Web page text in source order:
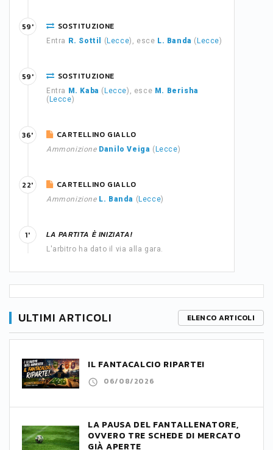
SOSTITUZIONE
Entra R. Sottil ( Lecce), esce L. Banda ( Lecce)
59'
SOSTITUZIONE
Entra M. Kaba ( Lecce), esce M. Berisha
( Lecce)
59'
CARTELLINO GIALLO
Ammonizione Danilo Veiga ( Lecce)
36'
CARTELLINO GIALLO
Ammonizione L. Banda ( Lecce)
22'
LA PARTITA È INIZIATA!
L'arbitro ha dato il via alla gara.
1'
ULTIMI ARTICOLI ELENCO ARTICOLI
IL FANTACALCIO RIPARTE!
06/08/2026
LA PAUSA DEL FANTALLENATORE,
OVVERO TRE SCHEDE DI MERCATO
GIÀ APERTE